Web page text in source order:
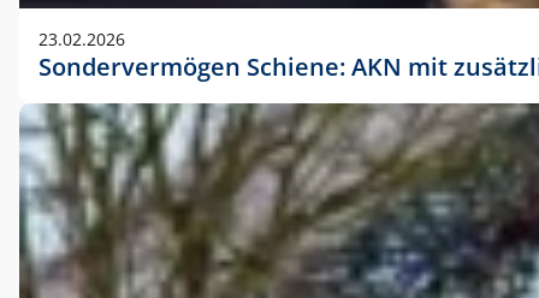
23.02.2026
Sondervermögen Schiene: AKN mit